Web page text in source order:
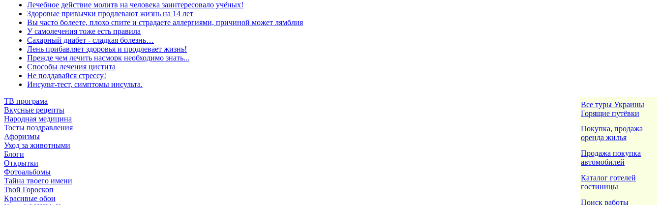
Лечебное действие молитв на человека заинтересовало учёных!
Здоровые привычки продлевают жизнь на 14 лет
Вы часто болеете, плохо спите и страдаете аллергиями, причиной может лямблия
У самолечения тоже есть правила
Cахарный диабет - сладкая болезнь…
Лень прибавляет здоровья и продлевает жизнь!
Прежде чем лечить насморк необходимо знать...
Способы лечения цистита
Не поддавайся стрессу!
Инсульт-тест, симптомы инсульта.
ТВ програма
Вкусные рецепты
Народная медицина
Тосты поздравления
Афоризмы
Уход за животными
Блоги
Открытки
Фотоальбомы
Тайна твоего имени
Твой Гороскоп
Красивые обои
Все туры Украины
Горящие путёвки
Покупка, продажа
оренда жилья
Продажа покупка
автомобилей
Каталог готелей
гостиницы
Поиск работы